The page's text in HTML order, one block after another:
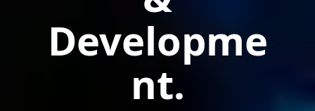
Developme
nt.